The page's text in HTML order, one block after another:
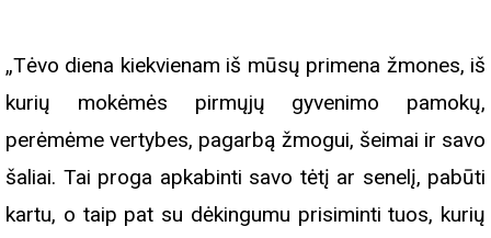
„Tėvo diena kiekvienam iš mūsų primena žmones, iš
kurių mokėmės pirmųjų gyvenimo pamokų,
perėmėme vertybes, pagarbą žmogui, šeimai ir savo
šaliai. Tai proga apkabinti savo tėtį ar senelį, pabūti
kartu, o taip pat su dėkingumu prisiminti tuos, kurių